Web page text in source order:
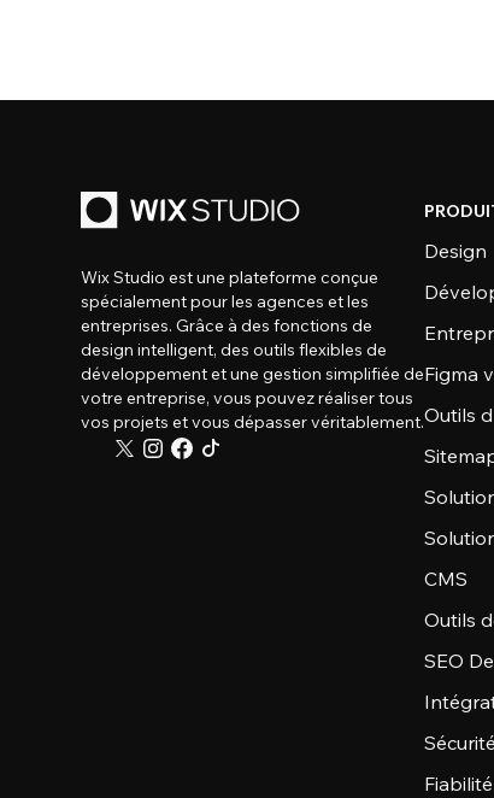
Wix Studio est une plateforme conçue
spécialement pour les agences et les
entreprises. Grâce à des fonctions de
design intelligent, des outils flexibles de
développement et une gestion simplifiée de
votre entreprise, vous pouvez réaliser tous
vos projets et vous dépasser véritablement.
Design
Figma
Outils
CMS
Outils
SEO
Sécurité